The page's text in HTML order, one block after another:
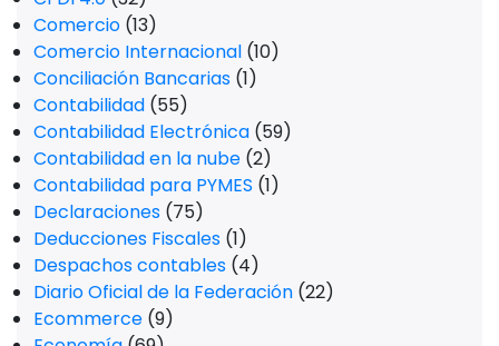
Comercio (13)
Comercio Internacional (10)
Conciliación Bancarias (1)
Contabilidad (55)
Contabilidad Electrónica (59)
Contabilidad en la nube (2)
Contabilidad para PYMES (1)
Declaraciones (75)
Deducciones Fiscales (1)
Despachos contables (4)
Diario Oficial de la Federación (22)
Ecommerce (9)